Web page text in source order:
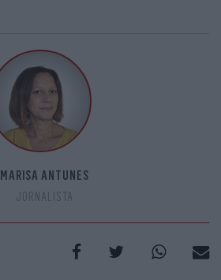
MARISA ANTUNES
JORNALISTA